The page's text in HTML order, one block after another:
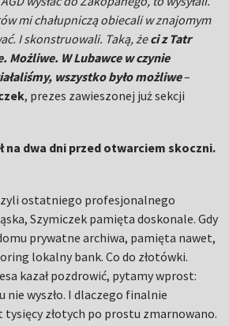
ostatniego profesjonalnego
Szymiczek pamięta doskonale. Gdy
prywatne archiwa, pamięta nawet,
lokalny bank. Co do złotówki.
nie wyszło. I dlaczego finalnie
złotych po prostu zmarnowano.
trener, który tam pracował –Wiesław
– odpowiada krótko.
do Lubawki był jeszcze
z rakiem w wieku 59 lat. To on
projektu. Modernizacja, jakiej
miała być dla niego. Miała być